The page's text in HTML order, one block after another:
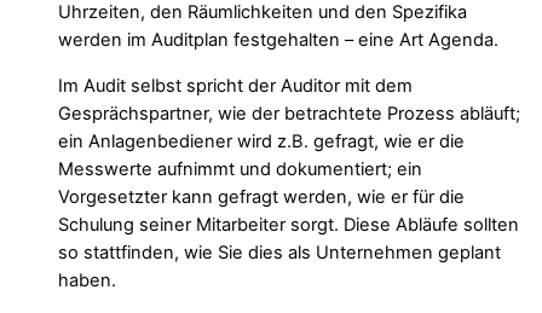
Uhrzeiten, den Räumlichkeiten und den Spezifika
werden im Auditplan festgehalten – eine Art Agenda.
Im Audit selbst spricht der Auditor mit dem
Gesprächspartner, wie der betrachtete Prozess abläuft;
ein Anlagenbediener wird z.B. gefragt, wie er die
Messwerte aufnimmt und dokumentiert; ein
Vorgesetzter kann gefragt werden, wie er für die
Schulung seiner Mitarbeiter sorgt. Diese Abläufe sollten
so stattfinden, wie Sie dies als Unternehmen geplant
haben.